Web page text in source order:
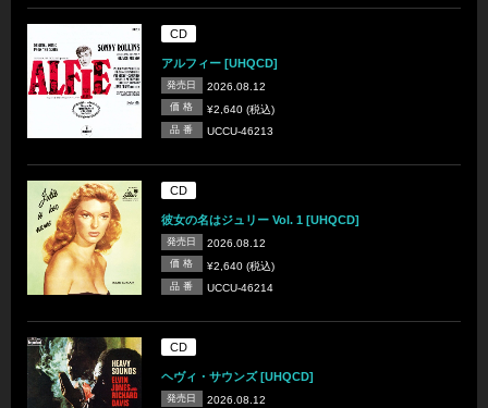
CD
アルフィー [UHQCD]
発売日 2026.08.12
価 格 ¥2,640 (税込)
品 番 UCCU-46213
CD
彼女の名はジュリー Vol. 1 [UHQCD]
発売日 2026.08.12
価 格 ¥2,640 (税込)
品 番 UCCU-46214
CD
ヘヴィ・サウンズ [UHQCD]
発売日 2026.08.12